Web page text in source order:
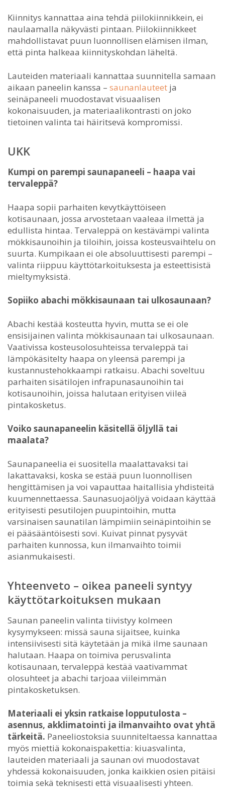
Kiinnitys kannattaa aina tehdä piilokiinnikkein, ei
naulaamalla näkyvästi pintaan. Piilokiinnikkeet
mahdollistavat puun luonnollisen elämisen ilman,
että pinta halkeaa kiinnityskohdan läheltä.
Lauteiden materiaali kannattaa suunnitella samaan
aikaan paneelin kanssa – saunanlauteet ja
seinäpaneeli muodostavat visuaalisen
kokonaisuuden, ja materiaalikontrasti on joko
tietoinen valinta tai häiritsevä kompromissi.
UKK
Kumpi on parempi saunapaneeli – haapa vai
tervaleppä?
Haapa sopii parhaiten kevytkäyttöiseen
kotisaunaan, jossa arvostetaan vaaleaa ilmettä ja
edullista hintaa. Tervaleppä on kestävämpi valinta
mökkisaunoihin ja tiloihin, joissa kosteusvaihtelu on
suurta. Kumpikaan ei ole absoluuttisesti parempi –
valinta riippuu käyttötarkoituksesta ja esteettisistä
mieltymyksistä.
Sopiiko abachi mökkisaunaan tai ulkosaunaan?
Abachi kestää kosteutta hyvin, mutta se ei ole
ensisijainen valinta mökkisaunaan tai ulkosaunaan.
Vaativissa kosteusolosuhteissa tervaleppä tai
lämpökäsitelty haapa on yleensä parempi ja
kustannustehokkaampi ratkaisu. Abachi soveltuu
parhaiten sisätilojen infrapunasaunoihin tai
kotisaunoihin, joissa halutaan erityisen viileä
pintakosketus.
Voiko saunapaneelin käsitellä öljyllä tai
maalata?
Saunapaneelia ei suositella maalattavaksi tai
lakattavaksi, koska se estää puun luonnollisen
hengittämisen ja voi vapauttaa haitallisia yhdisteitä
kuumennettaessa. Saunasuojaöljyä voidaan käyttää
erityisesti pesutilojen puupintoihin, mutta
varsinaisen saunatilan lämpimiin seinäpintoihin se
ei pääsääntöisesti sovi. Kuivat pinnat pysyvät
parhaiten kunnossa, kun ilmanvaihto toimii
asianmukaisesti.
Yhteenveto – oikea paneeli syntyy
käyttötarkoituksen mukaan
Saunan paneelin valinta tiivistyy kolmeen
kysymykseen: missä sauna sijaitsee, kuinka
intensiivisesti sitä käytetään ja mikä ilme saunaan
halutaan. Haapa on toimiva perusvalinta
kotisaunaan, tervaleppä kestää vaativammat
olosuhteet ja abachi tarjoaa viileimmän
pintakosketuksen.
Materiaali ei yksin ratkaise lopputulosta –
asennus, akklimatointi ja ilmanvaihto ovat yhtä
tärkeitä. Paneeliostoksia suunniteltaessa kannattaa
myös miettiä kokonaispakettia: kiuasvalinta,
lauteiden materiaali ja saunan ovi muodostavat
yhdessä kokonaisuuden, jonka kaikkien osien pitäisi
toimia sekä teknisesti että visuaalisesti yhteen.